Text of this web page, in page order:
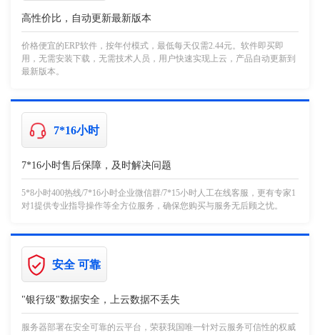
高性价比，自动更新最新版本
价格便宜的ERP软件，按年付模式，最低每天仅需2.44元。软件即买即
用，无需安装下载，无需技术人员，用户快速实现上云，产品自动更新到
最新版本。
7*16小时
7*16小时售后保障，及时解决问题
5*8小时400热线/7*16小时企业微信群/7*15小时人工在线客服，更有专家1
对1提供专业指导操作等全方位服务，确保您购买与服务无后顾之忧。
安全 可靠
"银行级"数据安全，上云数据不丢失
服务器部署在安全可靠的云平台，荣获我国唯一针对云服务可信性的权威